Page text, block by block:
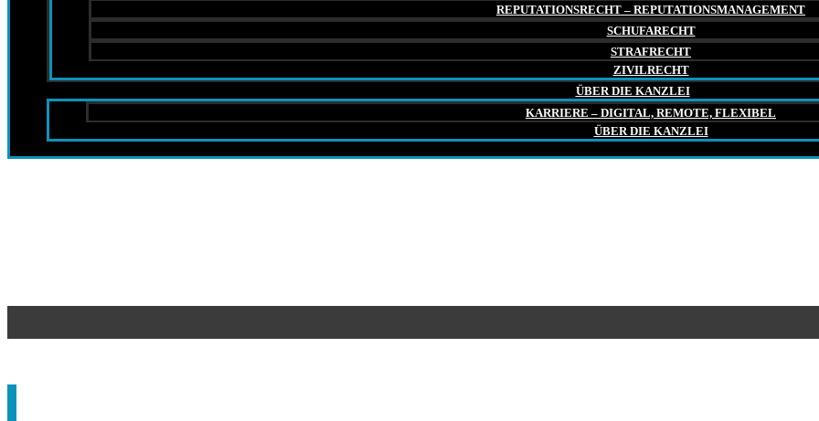
REPUTATIONSRECHT – REPUTATIONSMANAGEMENT
SCHUFARECHT
STRAFRECHT
ZIVILRECHT
ÜBER DIE KANZLEI
KARRIERE – DIGITAL, REMOTE, FLEXIBEL
ÜBER DIE KANZLEI